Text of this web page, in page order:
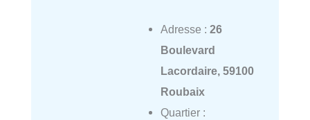
Adresse : 26
Boulevard
Lacordaire, 59100
Roubaix
Quartier :